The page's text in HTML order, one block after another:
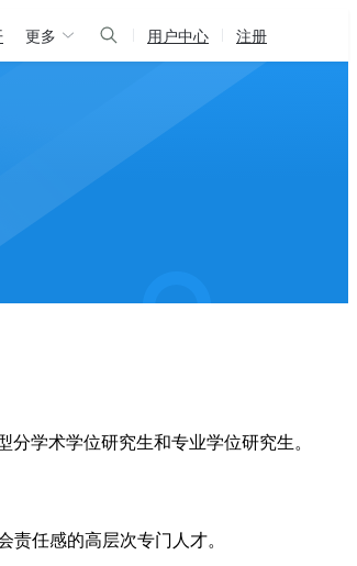
更多 用户中心 注册
学术学位研究生和专业学位研究生。
任感的高层次专门人才。